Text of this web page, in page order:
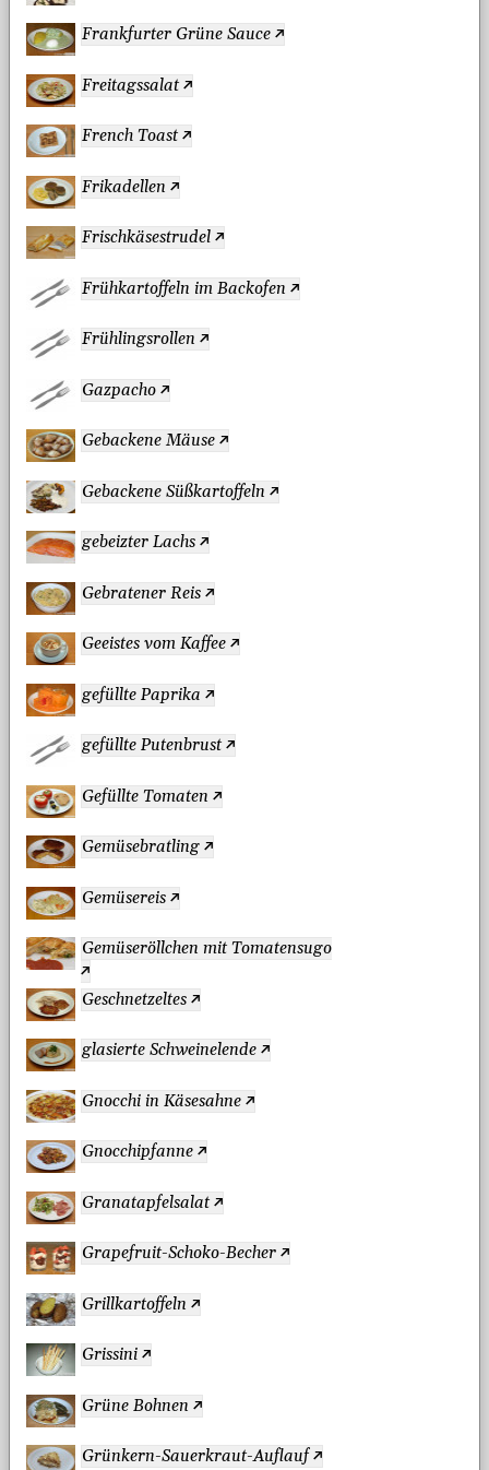
Frankfurter Grüne Sauce
Freitagssalat
French Toast
Frikadellen
Frischkäsestrudel
Frühkartoffeln im Backofen
Frühlingsrollen
Gazpacho
Gebackene Mäuse
Gebackene Süßkartoffeln
gebeizter Lachs
Gebratener Reis
Geeistes vom Kaffee
gefüllte Paprika
gefüllte Putenbrust
Gefüllte Tomaten
Gemüsebratling
Gemüsereis
Gemüseröllchen mit Tomatensugo
Geschnetzeltes
glasierte Schweinelende
Gnocchi in Käsesahne
Gnocchipfanne
Granatapfelsalat
Grapefruit-Schoko-Becher
Grillkartoffeln
Grissini
Grüne Bohnen
Grünkern-Sauerkraut-Auflauf